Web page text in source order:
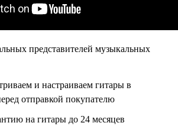
представителей музыкальных
и настраиваем гитары в
отправкой покупателю
на гитары до 24 месяцев